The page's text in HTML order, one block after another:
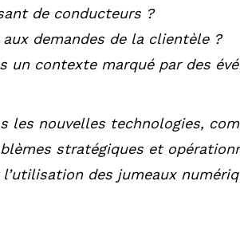
de conducteurs ?
demandes de la clientèle ?
un contexte marqué par des
les nouvelles technologies,
stratégiques et
des jumeaux